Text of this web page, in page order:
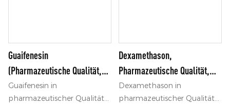
Guaifenesin
(pharmazeutische Qualität,
CAS 93-14-1) – Expektorans
(API-Rohmaterial)
Guaifenesin in
pharmazeutischer Qualität
Dexamethason,
Pharmazeutische Qualität,
CAS 50-02-2, Steroid-API-
Rohmaterial
Dexamethason in
pharmazeutischer Qualität